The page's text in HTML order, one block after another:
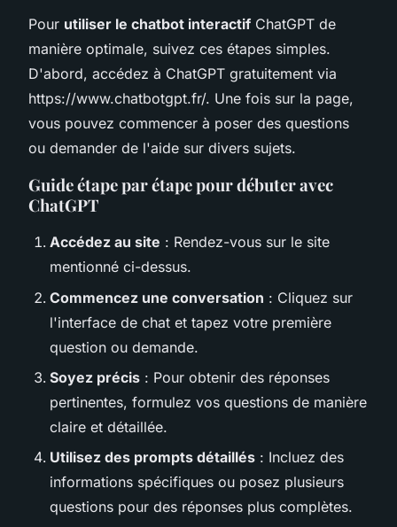
Pour utiliser le chatbot interactif ChatGPT de
manière optimale, suivez ces étapes simples.
D'abord, accédez à ChatGPT gratuitement via
https://www.chatbotgpt.fr/. Une fois sur la page,
vous pouvez commencer à poser des questions
ou demander de l'aide sur divers sujets.
Guide étape par étape pour débuter avec
ChatGPT
Accédez au site : Rendez-vous sur le site
mentionné ci-dessus.
Commencez une conversation : Cliquez sur
l'interface de chat et tapez votre première
question ou demande.
Soyez précis : Pour obtenir des réponses
pertinentes, formulez vos questions de manière
claire et détaillée.
Utilisez des prompts détaillés : Incluez des
informations spécifiques ou posez plusieurs
questions pour des réponses plus complètes.